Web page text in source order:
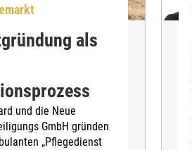
als
und die Neue
GmbH gründen
„Pflegedienst